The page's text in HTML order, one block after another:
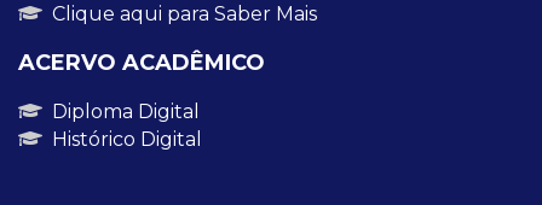
Clique aqui para Saber Mais
ACERVO ACADÊMICO
Diploma Digital
Histórico Digital